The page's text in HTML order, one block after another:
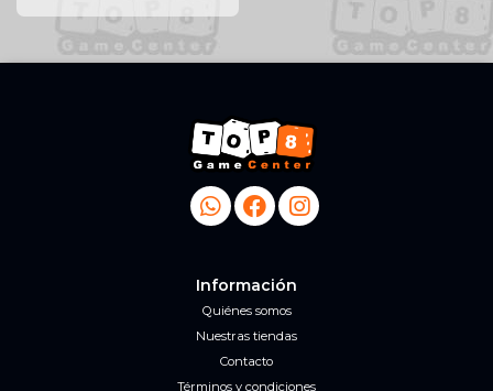
Información
Quiénes somos
Nuestras tiendas
Contacto
Términos y condiciones